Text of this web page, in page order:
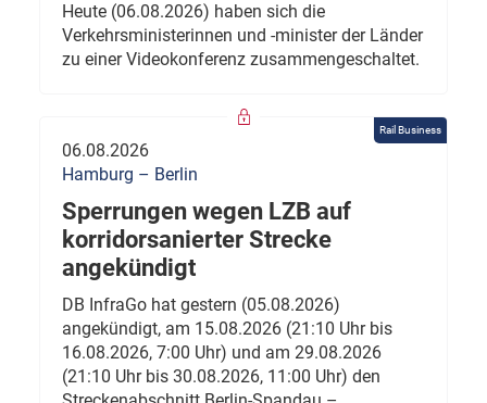
Heute (06.08.2026) haben sich die
Verkehrsministerinnen und -minister der Länder
zu einer Videokonferenz zusammengeschaltet.
Rail Business
06.08.2026
Hamburg – Berlin
Sperrungen wegen LZB auf
korridorsanierter Strecke
angekündigt
DB InfraGo hat gestern (05.08.2026)
angekündigt, am 15.08.2026 (21:10 Uhr bis
16.08.2026, 7:00 Uhr) und am 29.08.2026
(21:10 Uhr bis 30.08.2026, 11:00 Uhr) den